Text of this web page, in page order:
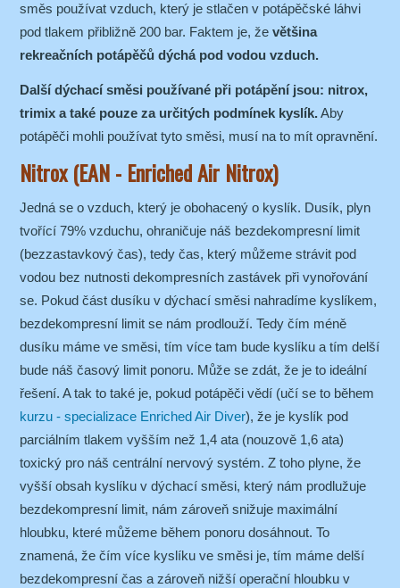
směs používat vzduch, který je stlačen v potápěčské láhvi
pod tlakem přibližně 200 bar. Faktem je, že většina
rekreačních potápěčů dýchá pod vodou vzduch.
Další dýchací směsi používané při potápění jsou: nitrox,
trimix a také pouze za určitých podmínek kyslík.Aby
potápěči mohli používat tyto směsi, musí na to mít opravnění.
Nitrox (EAN - Enriched Air Nitrox)
Jedná se o vzduch, který je obohacený o kyslík. Dusík, plyn
tvořící 79% vzduchu, ohraničuje náš bezdekompresní limit
(bezzastavkový čas), tedy čas, který můžeme strávit pod
vodou bez nutnosti dekompresních zastávek při vynořování
se. Pokud část dusíku v dýchací směsi nahradíme kyslíkem,
bezdekompresní limit se nám prodlouží. Tedy čím méně
dusíku máme ve směsi, tím více tam bude kyslíku a tím delší
bude náš časový limit ponoru. Může se zdát, že je to ideální
řešení. A tak to také je, pokud potápěči vědí (učí se to během
kurzu - specializace Enriched Air Diver), že je kyslík pod
parciálním tlakem vyšším než 1,4 ata (nouzově 1,6 ata)
toxický pro náš centrální nervový systém. Z toho plyne, že
vyšší obsah kyslíku v dýchací směsi, který nám prodlužuje
bezdekompresní limit, nám zároveň snižuje maximální
hloubku, které můžeme během ponoru dosáhnout. To
znamená, že čím více kyslíku ve směsi je, tím máme delší
bezdekompresní čas a zároveň nižší operační hloubku v